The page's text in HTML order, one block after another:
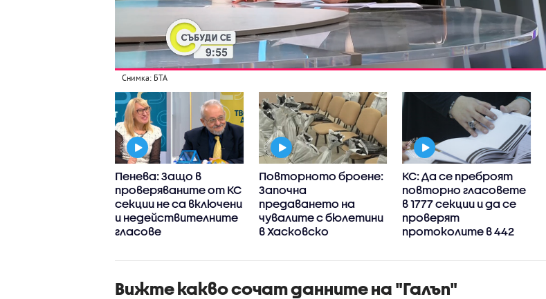
Снимка: БТА
Пенева: Защо в
проверяваните от КС
секции не са включени
и недействителните
гласове
Повторното броене:
Започна
предаването на
чувалите с бюлетини
в Хасковско
КС: Да се преброят
повторно гласовете
в 1777 секции и да се
проверят
протоколите в 442
Вижте какво сочат данните на "Галъп"